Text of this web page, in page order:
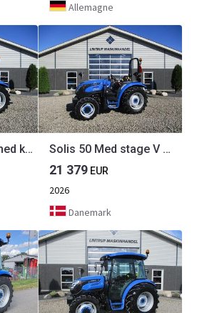
Allemagne
Solis 50 Stage V med kabine Solis 50 Med stage V motor
21 379 EUR
2026
Danemark